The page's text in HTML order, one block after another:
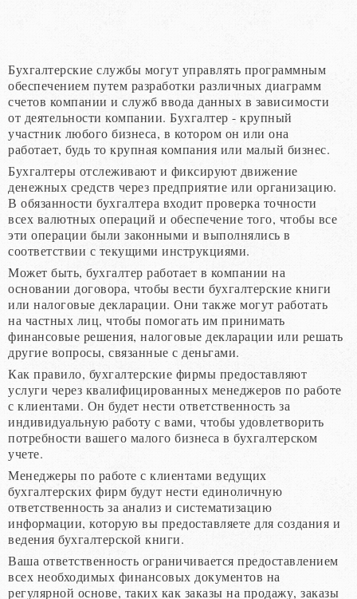
Бухгалтерские службы могут управлять программным
обеспечением путем разработки различных диаграмм
счетов компании и служб ввода данных в зависимости
от деятельности компании. Бухгалтер - крупный
участник любого бизнеса, в котором он или она
работает, будь то крупная компания или малый бизнес.
Бухгалтеры отслеживают и фиксируют движение
денежных средств через предприятие или организацию.
В обязанности бухгалтера входит проверка точности
всех валютных операций и обеспечение того, чтобы все
эти операции были законными и выполнялись в
соответствии с текущими инструкциями.
Может быть, бухгалтер работает в компании на
основании договора, чтобы вести бухгалтерские книги
или налоговые декларации. Они также могут работать
на частных лиц, чтобы помогать им принимать
финансовые решения, налоговые декларации или решать
другие вопросы, связанные с деньгами.
Как правило, бухгалтерские фирмы предоставляют
услуги через квалифицированных менеджеров по работе
с клиентами. Он будет нести ответственность за
индивидуальную работу с вами, чтобы удовлетворить
потребности вашего малого бизнеса в бухгалтерском
учете.
Менеджеры по работе с клиентами ведущих
бухгалтерских фирм будут нести единоличную
ответственность за анализ и систематизацию
информации, которую вы предоставляете для создания и
ведения бухгалтерской книги.
Ваша ответственность ограничивается предоставлением
всех необходимых финансовых документов на
регулярной основе, таких как заказы на продажу, заказы